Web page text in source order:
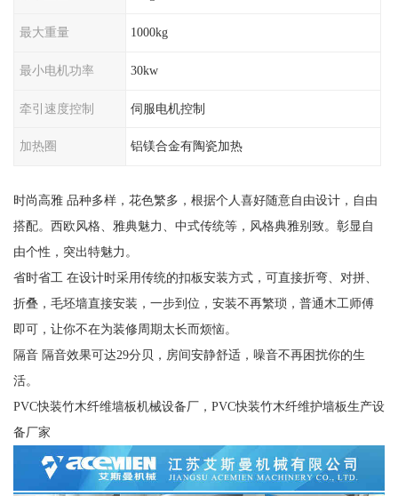
最大重量 1000kg
最小电机功率 30kw
牵引速度控制 伺服电机控制
加热圈 铝镁合金有陶瓷加热
时尚高雅 品种多样，花色繁多，根据个人喜好随意自由设计，自由
搭配。西欧风格、雅典魅力、中式传统等，风格典雅别致。彰显自
由个性，突出特魅力。
省时省工 在设计时采用传统的扣板安装方式，可直接折弯、对拼、
折叠，毛坯墙直接安装，一步到位，安装不再繁琐，普通木工师傅
即可，让你不在为装修周期太长而烦恼。
隔音 隔音效果可达29分贝，房间安静舒适，噪音不再困扰你的生
活。
PVC快装竹木纤维墙板机械设备厂，PVC快装竹木纤维护墙板生产设
备厂家